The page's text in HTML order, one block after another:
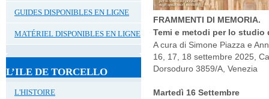
GUIDES DISPONIBLES EN LIGNE
MATÉRIEL DISPONIBLES EN LIGNE
L’ILE DE TORCELLO
L'HISTOIRE
FRAMMENTI DI MEMORIA.
Temi e metodi per lo
A cura di Simone Piazza e
16, 17, 18 settembre 2025,
Dorsoduro 3859/A, Venezia
Martedì 16 Settembre